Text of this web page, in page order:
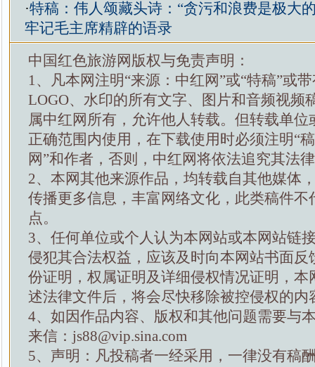
·特稿：伟人颂藏头诗：“贪污和浪费是极
牢记毛主席精辟的语录
中国红色旅游网版权与免责声明：
1、凡本网注明“来源：中红网”或“特稿”或
LOGO、水印的所有文字、图片和音频视频
属中红网所有，允许他人转载。但转载单位
正确范围内使用，在下载使用时必须注明“
网”和作者，否则，中红网将依法追究其法
2、本网其他来源作品，均转载自其他媒体
传播更多信息，丰富网络文化，此类稿件不
点。
3、任何单位或个人认为本网站或本网站链
侵犯其合法权益，应该及时向本网站书面反
份证明，权属证明及详细侵权情况证明，本
述法律文件后，将会尽快移除被控侵权的内
4、如因作品内容、版权和其他问题需要与
来信：js88@vip.sina.com
5、声明：凡投稿者一经采用，一律没有稿